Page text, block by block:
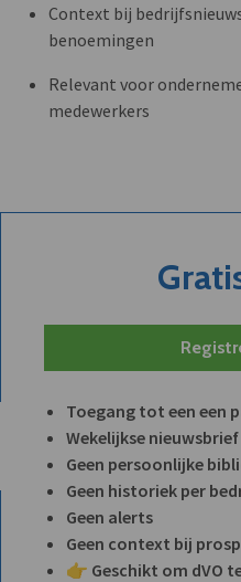
Context bij
benoemingen
Relevant voor
medewerkers
Toegang tot een een
Wekelijkse
Geen persoonlijke
Geen historiek per
Geen alerts
Geen context bij
👉 Geschikt om dVO